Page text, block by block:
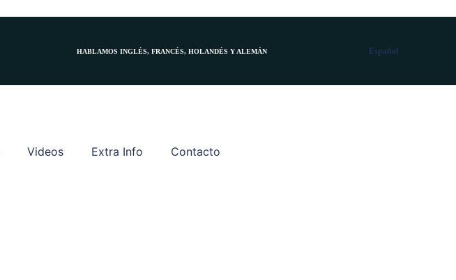
HABLAMOS INGLÉS, FRANCÉS, HOLANDÉS Y ALEMÁN Español
Videos Extra Info Contacto